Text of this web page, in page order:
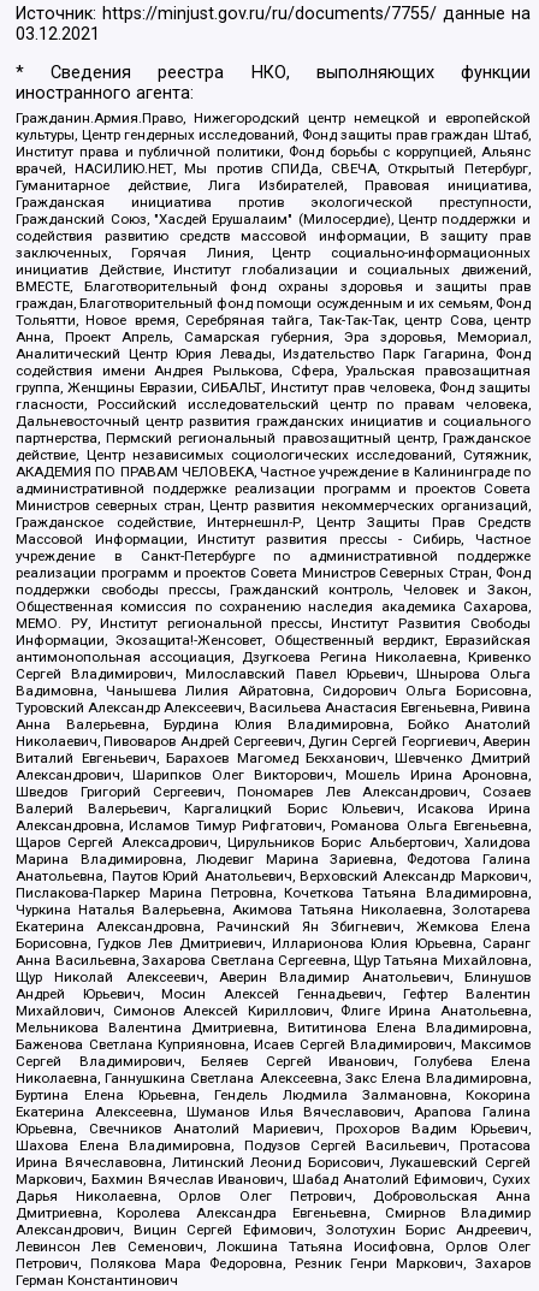
Источник: https://minjust.gov.ru/ru/documents/7755/ данные на
03.12.2021
* Сведения реестра НКО, выполняющих функции
иностранного агента:
Гражданин.Армия.Право, Нижегородский центр немецкой и европейской
культуры, Центр гендерных исследований, Фонд защиты прав граждан Штаб,
Институт права и публичной политики, Фонд борьбы с коррупцией, Альянс
врачей, НАСИЛИЮ.НЕТ, Мы против СПИДа, СВЕЧА, Открытый Петербург,
Гуманитарное действие, Лига Избирателей, Правовая инициатива,
Гражданская инициатива против экологической преступности,
Гражданский Союз, "Хасдей Ерушалаим" (Милосердие), Центр поддержки и
содействия развитию средств массовой информации, В защиту прав
заключенных, Горячая Линия, Центр социально-информационных
инициатив Действие, Институт глобализации и социальных движений,
ВМЕСТЕ, Благотворительный фонд охраны здоровья и защиты прав
граждан, Благотворительный фонд помощи осужденным и их семьям, Фонд
Тольятти, Новое время, Серебряная тайга, Так-Так-Так, центр Сова, центр
Анна, Проект Апрель, Самарская губерния, Эра здоровья, Мемориал,
Аналитический Центр Юрия Левады, Издательство Парк Гагарина, Фонд
содействия имени Андрея Рылькова, Сфера, Уральская правозащитная
группа, Женщины Евразии, СИБАЛЬТ, Институт прав человека, Фонд защиты
гласности, Российский исследовательский центр по правам человека,
Дальневосточный центр развития гражданских инициатив и социального
партнерства, Пермский региональный правозащитный центр, Гражданское
действие, Центр независимых социологических исследований, Сутяжник,
АКАДЕМИЯ ПО ПРАВАМ ЧЕЛОВЕКА, Частное учреждение в Калининграде по
административной поддержке реализации программ и проектов Совета
Министров северных стран, Центр развития некоммерческих организаций,
Гражданское содействие, Интернешнл-Р, Центр Защиты Прав Средств
Массовой Информации, Институт развития прессы - Сибирь, Частное
учреждение в Санкт-Петербурге по административной поддержке
реализации программ и проектов Совета Министров Северных Стран, Фонд
поддержки свободы прессы, Гражданский контроль, Человек и Закон,
Общественная комиссия по сохранению наследия академика Сахарова,
МЕМО. РУ, Институт региональной прессы, Институт Развития Свободы
Информации, Экозащита!-Женсовет, Общественный вердикт, Евразийская
антимонопольная ассоциация, Дзугкоева Регина Николаевна, Кривенко
Сергей Владимирович, Милославский Павел Юрьевич, Шнырова Ольга
Вадимовна, Чанышева Лилия Айратовна, Сидорович Ольга Борисовна,
Туровский Александр Алексеевич, Васильева Анастасия Евгеньевна, Ривина
Анна Валерьевна, Бурдина Юлия Владимировна, Бойко Анатолий
Николаевич, Пивоваров Андрей Сергеевич, Дугин Сергей Георгиевич, Аверин
Виталий Евгеньевич, Барахоев Магомед Бекханович, Шевченко Дмитрий
Александрович, Шарипков Олег Викторович, Мошель Ирина Ароновна,
Шведов Григорий Сергеевич, Пономарев Лев Александрович, Созаев
Валерий Валерьевич, Каргалицкий Борис Юльевич, Исакова Ирина
Александровна, Исламов Тимур Рифгатович, Романова Ольга Евгеньевна,
Щаров Сергей Алексадрович, Цирульников Борис Альбертович, Халидова
Марина Владимировна, Людевиг Марина Зариевна, Федотова Галина
Анатольевна, Паутов Юрий Анатольевич, Верховский Александр Маркович,
Пислакова-Паркер Марина Петровна, Кочеткова Татьяна Владимировна,
Чуркина Наталья Валерьевна, Акимова Татьяна Николаевна, Золотарева
Екатерина Александровна, Рачинский Ян Збигневич, Жемкова Елена
Борисовна, Гудков Лев Дмитриевич, Илларионова Юлия Юрьевна, Саранг
Анна Васильевна, Захарова Светлана Сергеевна, Щур Татьяна Михайловна,
Щур Николай Алексеевич, Аверин Владимир Анатольевич, Блинушов
Андрей Юрьевич, Мосин Алексей Геннадьевич, Гефтер Валентин
Михайлович, Симонов Алексей Кириллович, Флиге Ирина Анатольевна,
Мельникова Валентина Дмитриевна, Вититинова Елена Владимировна,
Баженова Светлана Куприяновна, Исаев Сергей Владимирович, Максимов
Сергей Владимирович, Беляев Сергей Иванович, Голубева Елена
Николаевна, Ганнушкина Светлана Алексеевна, Закс Елена Владимировна,
Буртина Елена Юрьевна, Гендель Людмила Залмановна, Кокорина
Екатерина Алексеевна, Шуманов Илья Вячеславович, Арапова Галина
Юрьевна, Свечников Анатолий Мариевич, Прохоров Вадим Юрьевич,
Шахова Елена Владимировна, Подузов Сергей Васильевич, Протасова
Ирина Вячеславовна, Литинский Леонид Борисович, Лукашевский Сергей
Маркович, Бахмин Вячеслав Иванович, Шабад Анатолий Ефимович, Сухих
Дарья Николаевна, Орлов Олег Петрович, Добровольская Анна
Дмитриевна, Королева Александра Евгеньевна, Смирнов Владимир
Александрович, Вицин Сергей Ефимович, Золотухин Борис Андреевич,
Левинсон Лев Семенович, Локшина Татьяна Иосифовна, Орлов Олег
Петрович, Полякова Мара Федоровна, Резник Генри Маркович, Захаров
Герман Константинович